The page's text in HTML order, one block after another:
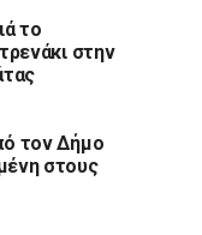
το
στην
τον Δήμο
στους